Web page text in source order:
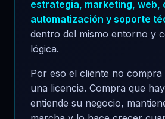
estrategia, marketing, web,
automatización y soporte
dentro del mismo entorno y
lógica.
Por eso el cliente no compra
una licencia. Compra que
entiende su negocio,